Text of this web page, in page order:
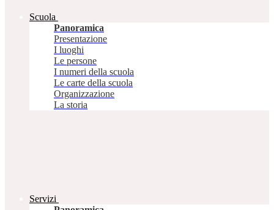
Scuola
Panoramica
Presentazione
I luoghi
Le persone
I numeri della scuola
Le carte della scuola
Organizzazione
La storia
Servizi